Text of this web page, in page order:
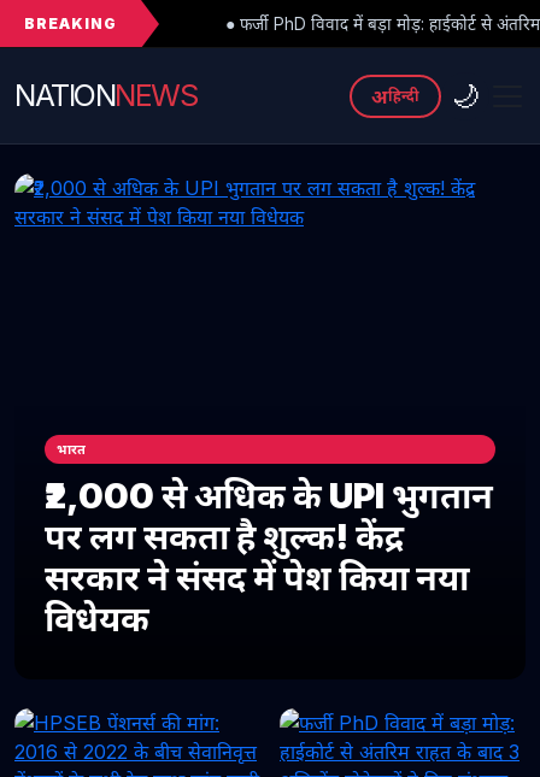
BREAKING
● फर्जी PhD विवाद में बड़ा मोड़: हाईकोर्ट से अंतरिम राहत के बाद 3 असिस्टेंट
NATIONNEWS अहिन्दी 🌙
भारत
₹2,000 से अधिक के UPI भुगतान
पर लग सकता है शुल्क! केंद्र
सरकार ने संसद में पेश किया नया
विधेयक